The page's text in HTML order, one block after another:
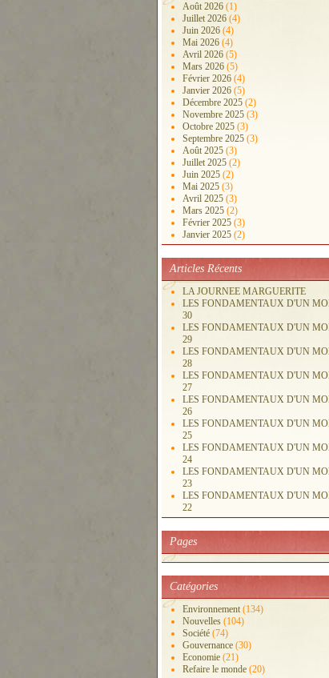
Août 2026 (1)
Juillet 2026 (4)
Juin 2026 (4)
Mai 2026 (4)
Avril 2026 (5)
Mars 2026 (5)
Février 2026 (4)
Janvier 2026 (5)
Décembre 2025 (2)
Novembre 2025 (3)
Octobre 2025 (3)
Septembre 2025 (3)
Août 2025 (3)
Juillet 2025 (2)
Juin 2025 (2)
Mai 2025 (3)
Avril 2025 (3)
Mars 2025 (2)
Février 2025 (3)
Janvier 2025 (2)
Articles Récents
LA JOURNEE MARGUERITE
LES FONDAMENTAUX D'UN
30
LES FONDAMENTAUX D'UN
29
LES FONDAMENTAUX D'UN
28
LES FONDAMENTAUX D'UN
27
LES FONDAMENTAUX D'UN
26
LES FONDAMENTAUX D'UN
25
LES FONDAMENTAUX D'UN
24
LES FONDAMENTAUX D'UN
23
LES FONDAMENTAUX D'UN
22
Pages
Catégories
Environnement (134)
Nouvelles (104)
Société (74)
Gouvernance (30)
Economie (21)
Refaire le monde (20)